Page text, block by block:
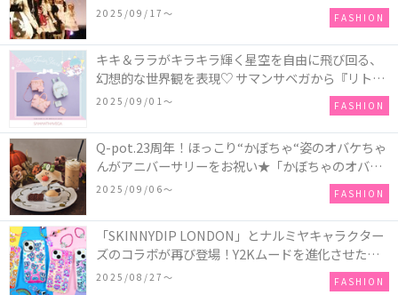
2025/09/17〜 FASHION
キキ＆ララがキラキラ輝く星空を自由に飛び回る、
幻想的な世界観を表現♡ サマンサベガから『リトル
ツインスターズ』50周年アニバーサリーイヤー』を
2025/09/01〜 FASHION
Q-pot.23周年！ほっこり“かぼちゃ“姿のオバケちゃ
んがアニバーサリーをお祝い★「かぼちゃのオバケ
ーキアクセサリー」が新発売！Q-pot CAFE.では
「かぼちゃのオバケーキプレート」も登場
2025/09/06〜 FASHION
「SKINNYDIP LONDON」とナルミヤキャラクター
ズのコラボが再び登場！Y2Kムードを進化させた新
作コレクションを発売♪
2025/08/27〜 FASHION